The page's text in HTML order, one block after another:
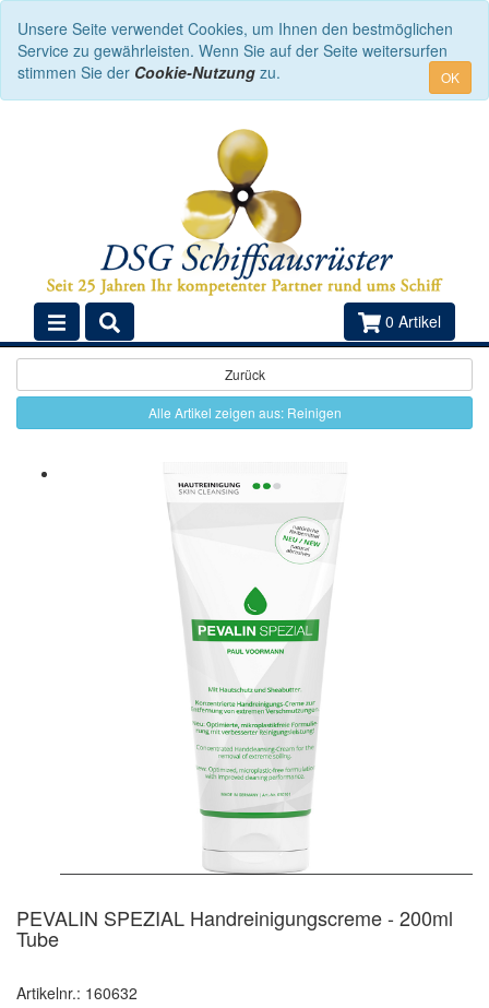
Unsere Seite verwendet Cookies, um Ihnen den bestmöglichen
Service zu gewährleisten. Wenn Sie auf der Seite weitersurfen
stimmen Sie der Cookie-Nutzung zu. OK
0 Artikel
Zurück
Alle Artikel zeigen aus: Reinigen
PEVALIN SPEZIAL Handreinigungscreme - 200ml
Tube
Artikelnr.: 160632